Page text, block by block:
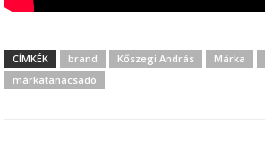
CÍMKÉK brand Kőszegi András Márka
márkatanácsadó